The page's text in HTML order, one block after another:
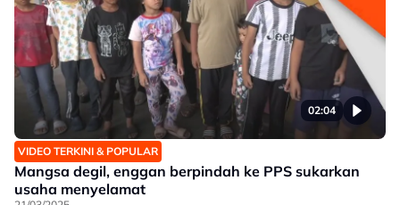
02:04
VIDEO TERKINI & POPULAR
Mangsa degil, enggan berpindah ke PPS sukarkan
usaha menyelamat